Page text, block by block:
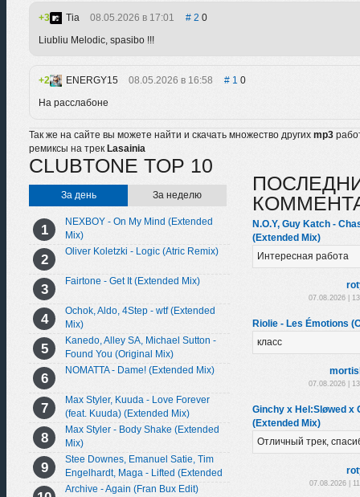
3 Tia 08.05.2026 в 17:01 2 0
Liubliu Melodic, spasibo !!!
2 ENERGY15 08.05.2026 в 16:58 10
На расслабоне
Так же на сайте вы можете найти и скачать множество других mp3
ремиксы на трек Lasainia
CLUBTONE TOP 10
За день За неделю
NEXBOY - On My Mind (Extended
Mix)
Oliver Koletzki - Logic (Atric Remix)
Fairtone - Get It (Extended Mix)
Ochok, Aldo, 4Step - wtf (Extended
Mix)
Kanedo, Alley SA, Michael Sutton -
Found You (Original Mix)
NOMATTA - Dame! (Extended Mix)
Max Styler, Kuuda - Love Forever
(feat. Kuuda) (Extended Mix)
Max Styler - Body Shake (Extended
Mix)
Stee Downes, Emanuel Satie, Tim
Engelhardt, Maga - Lifted (Extended
Mix)
Archive - Again (Fran Bux Edit)
N.O.Y, Guy Katch -
(Extended Mix)
Интересная работа
07.08.2026 |
Riolie - Les Émotions
класс
07.08.2026 |
Ginchy x Hel:Sløwed x
(Extended Mix)
Отличный трек,
07.08.2026 |